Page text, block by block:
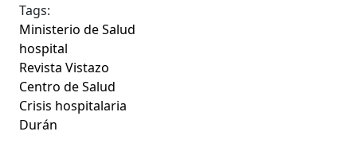
Tags:
Ministerio de Salud
hospital
Revista Vistazo
Centro de Salud
Crisis hospitalaria
Durán